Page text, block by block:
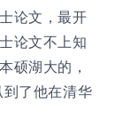
论文，最开
论文不上知
硕湖大的，
了他在清华